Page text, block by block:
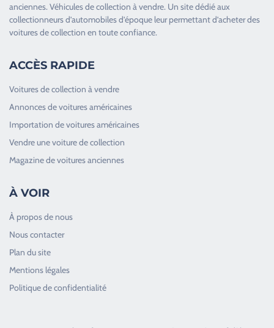
anciennes.Véhicules de collection à vendre. Un site dédié aux
collectionneurs d’automobiles d’époque leur permettant d’acheter des
voitures de collection en toute confiance.
ACCÈS RAPIDE
Voitures de collection à vendre
Annonces de voitures américaines
Importation de voitures américaines
Vendre une voiture de collection
Magazine de voitures anciennes
À VOIR
À propos de nous
Nous contacter
Plan du site
Mentions légales
Politique de confidentialité
Toujours heureux d'aider les passionnés